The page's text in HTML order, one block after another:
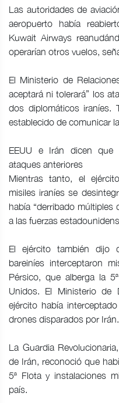
Las autoridades de
aeropuerto había
Kuwait Airways
operarían otros vuelos,
El Ministerio de
aceptará ni tolerará” los
dos diplomáticos iraníes.
establecido de comunicar
EEUU e Irán dicen que
ataques anteriores
Mientras tanto, el
misiles iraníes se
había “derribado múltiples
a las fuerzas
El ejército también dijo
bareiníes interceptaron
Pérsico, que alberga la
Unidos. El Ministerio de
ejército había
drones disparados por Irán.
La Guardia
de Irán, reconoció que
5ª Flota y instalaciones
país.